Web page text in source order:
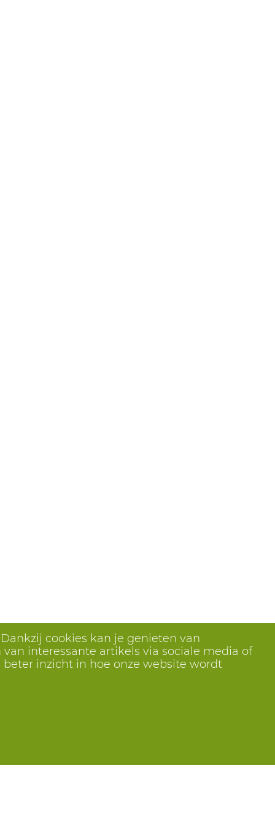
cookies kan je genieten van
interessante artikels via sociale media of
inzicht in hoe onze website wordt